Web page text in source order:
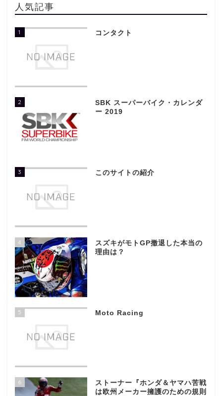
人気記事
1 コンタクト
2
SBK スーパーバイク・カレンダ
ー 2019
3 このサイトの紹介
4
スズキがモトGP撤退した本当の
理由は？
5 Moto Racing
6
ストーナー『ホンダ＆ヤマハ苦戦
は欧州メーカー擁護のための規則